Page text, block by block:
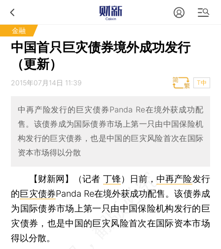
金融
中国首只巨灾债券境外成功发行
（更新）
2015年07月14日 11:39 T中
中再产险发行的巨灾债券Panda Re在境外获成功配
售。该债券成为国际债券市场上第一只由中国保险机
构发行的巨灾债券，也是中国的巨灾风险首次在国际
资本市场得以分散
【财新网】（记者 丁锋） 日前， 中再产险发行
的巨灾债券Panda Re在境外获成功配售。该债券成
为国际债券市场上第一只由中国保险机构发行的巨
灾债券，也是中国的巨灾风险首次在国际资本市场
得以分散。